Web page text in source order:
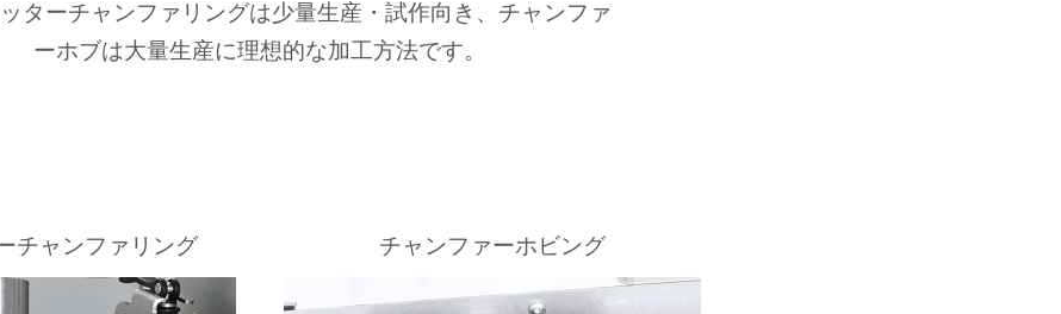
ターチャンファリングは少量生産・試作向き、チャンファ
ーホブは大量生産に理想的な加工方法です。
チャンファリング チャンファーホビング